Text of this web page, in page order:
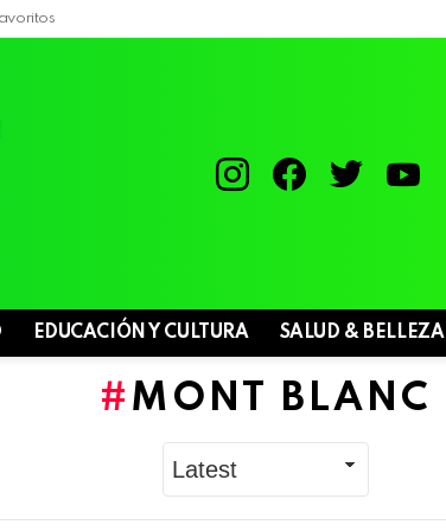
EDUCACIÓN Y CULTURA SALUD & BELLEZA
MONT BLANC